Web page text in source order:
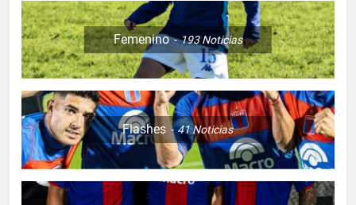
Femenino 193Noticias
Flashes 41Noticias